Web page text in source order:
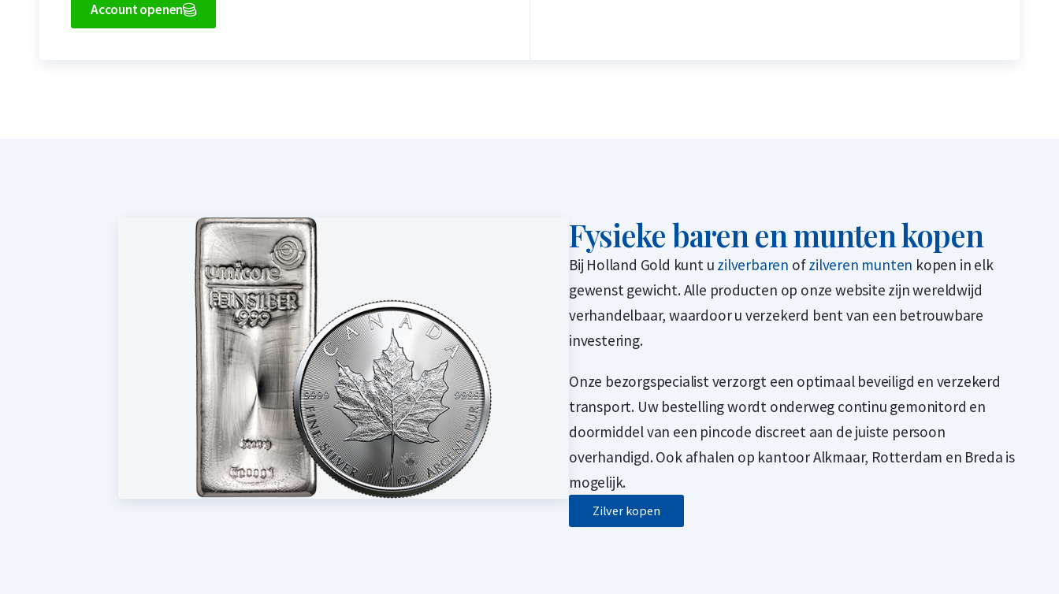
Account openen
Fysieke baren en munten kopen
Bij Holland Gold kunt u zilverbaren ofzilveren munten kopen in elk
gewenst gewicht. Alle producten op onze website zijn wereldwijd
verhandelbaar, waardoor u verzekerd bent van een betrouwbare
investering.
Onze bezorgspecialist verzorgt een optimaal beveiligd en verzekerd
transport. Uw bestelling wordt onderweg continu gemonitord en
doormiddel van een pincode discreet aan de juiste persoon
overhandigd. Ook afhalen op kantoor Alkmaar, Rotterdam en Breda is
mogelijk.
Zilver kopen